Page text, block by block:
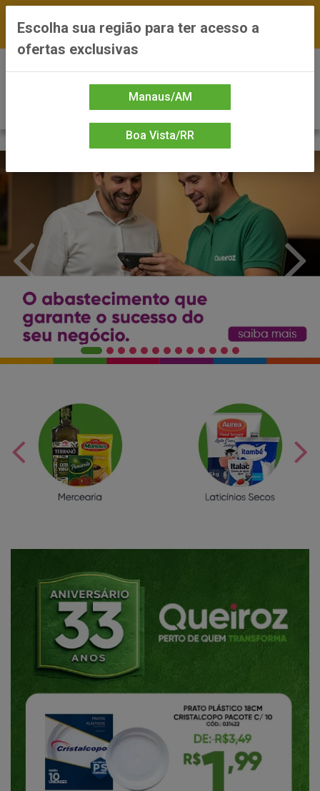
*Preços exclusivos do site — Entrega em até 24h
Escolha sua região para ter acesso a
ofertas exclusivas
Manaus/AM
Boa Vista/RR